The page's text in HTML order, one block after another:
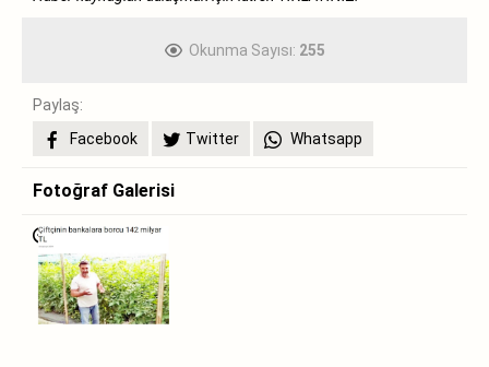
Okunma Sayısı: 255
Paylaş:
Facebook
Twitter Whatsapp
Fotoğraf Galerisi